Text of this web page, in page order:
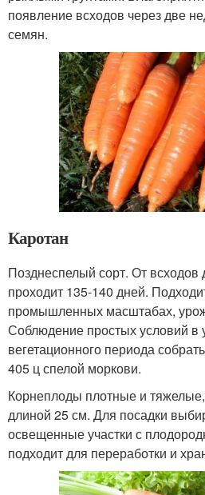
появление всходов через две
семян.
Каротан
Позднеспелый сорт. От всходов
проходит 135-140 дней.
промышленных масштабах,
Соблюдение простых условий в
вегетационного периода
405 ц спелой моркови.
Корнеплоды плотные и
длиной 25 см. Для посадки
освещенные участки с
подходит для переработки и